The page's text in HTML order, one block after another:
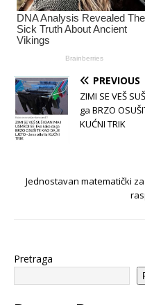
PREVIOUS
ZIMI SE VEŠ
ga BRZO
KUĆNI TRIK
Jednostavan matematički
Pretraga